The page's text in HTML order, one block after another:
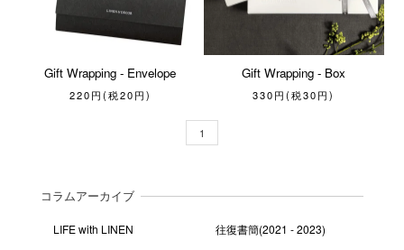
Gift Wrapping - Envelope
220円(税20円)
Gift Wrapping - Box
330円(税30円)
1
コラムアーカイブ
LIFE with LINEN 往復書簡(2021 - 2023)